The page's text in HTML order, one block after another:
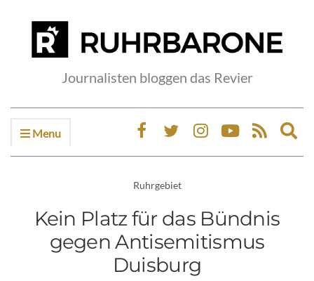
Journalisten bloggen das Revier
Menu
Ruhrgebiet
Kein Platz für das Bündnis
gegen Antisemitismus
Duisburg